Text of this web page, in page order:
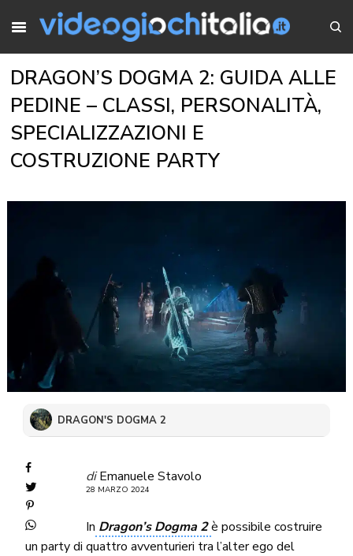
DRAGON’S DOGMA 2: GUIDA ALLE
PEDINE – CLASSI, PERSONALITÀ,
SPECIALIZZAZIONI E
COSTRUZIONE PARTY
DRAGON'S DOGMA 2
di Emanuele Stavolo
28 MARZO 2024
In Dragon’s Dogma 2è possibile costruire
un party di quattro avventurieri tra l’alter ego del